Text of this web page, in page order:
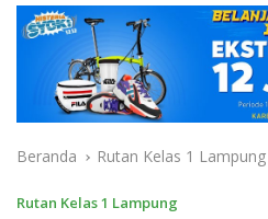
Beranda Rutan Kelas 1 Lampung
Rutan Kelas 1 Lampung